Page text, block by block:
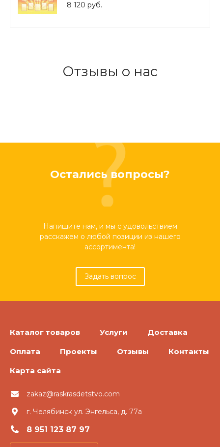
8 120 руб.
Отзывы о нас
Остались вопросы?
Напишите нам, и мы с удовольствием
расскажем о любой позиции из нашего
ассортимента!
Задать вопрос
Каталог товаров Услуги Доставка
Оплата Проекты Отзывы Контакты
Карта сайта
zakaz@raskrasdetstvo.com
г. Челябинск ул. Энгельса, д. 77а
8 951 123 87 97